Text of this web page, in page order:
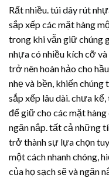
Rất nhiều. túidây rút
sắp xếp các mặt hàng
trong khi vẫn giữ chúng
nhựacó nhiều kích cỡ và
trở nên hoàn hảo cho
nhẹ và bền, khiến
sắp xếp lâu dài. chưa kể,
để giữ cho các mặt
ngăn nắp. tất cả những
trở thành sự lựa chọn
một cách nhanh chóng,
của họ sạch sẽ và ngăn